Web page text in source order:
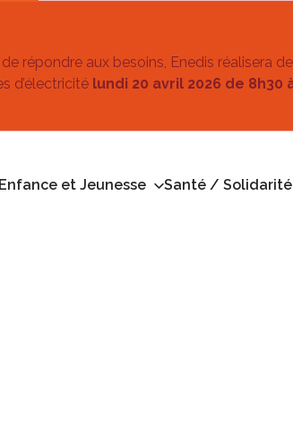
répondre aux besoins, Enedis réalisera
d’électricité lundi 20 avril 2026 de 8h30
Enfance et Jeunesse Santé /